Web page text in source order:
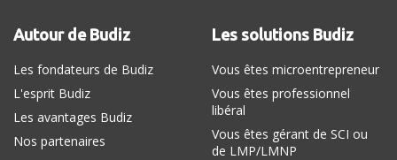
Autour de Budiz
Les fondateurs de Budiz
L'esprit Budiz
Les avantages Budiz
Nos partenaires
Les solutions Budiz
Vous êtes microentrepreneur
Vous êtes professionnel
libéral
Vous êtes gérant de SCI ou
de LMP/LMNP